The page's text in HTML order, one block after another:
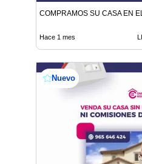
COMPRAMOS SU CASA EN
Hace 1 mes
Nuevo